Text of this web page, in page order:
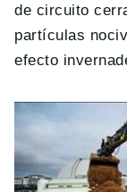
de circuito
partículas
efecto